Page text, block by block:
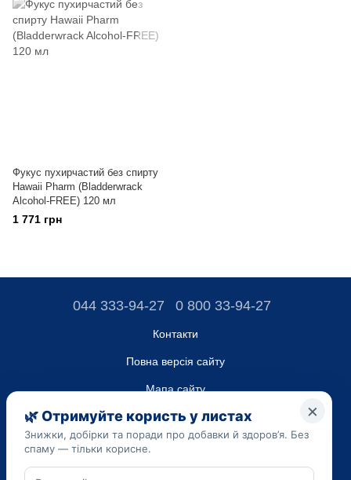
Фукус пухирчастий без спирту
Hawaii Pharm (Bladderwrack
Alcohol-FREE) 120 мл
1 771 грн
044 333-94-27 0 800 33-94-27
Контакти
Повна версія сайту
Мапа сайту
ТОВ “ДО ЮА”,
Код ЄДРПОУ 45223262
Дата реєстрації 14.09.2023